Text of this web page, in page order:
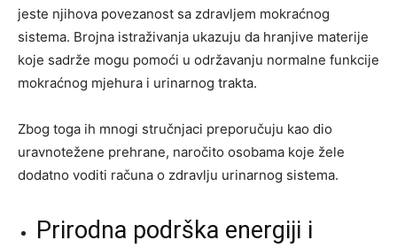
jeste njihova povezanost sa zdravljem mokraćnog
sistema. Brojna istraživanja ukazuju da hranjive materije
koje sadrže mogu pomoći u održavanju normalne funkcije
mokraćnog mjehura i urinarnog trakta.
Zbog toga ih mnogi stručnjaci preporučuju kao dio
uravnotežene prehrane, naročito osobama koje žele
dodatno voditi računa o zdravlju urinarnog sistema.
Prirodna podrška energiji i